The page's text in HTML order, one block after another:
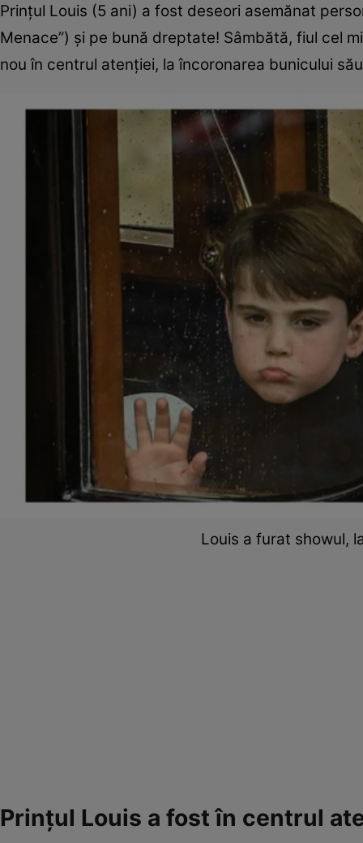
Prințul Louis (5 ani) a fost deseori asemănat
Menace”) și pe bună dreptate! Sâmbătă, fiul cel
nou în centrul atenției, la încoronarea bunicului
Louis a furat showul,
Prințul Louis a fost în centrul